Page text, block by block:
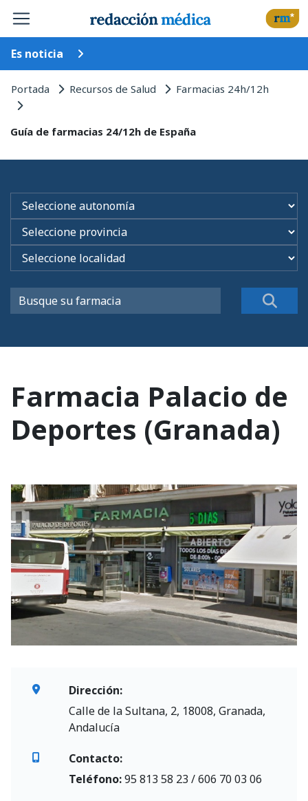
Es noticia
Portada Recursos de Salud Farmacias 24h/12h
Guía de farmacias 24/12h de España
Farmacia Palacio de
Deportes (Granada)
Dirección:
Calle de la Sultana, 2, 18008, Granada,
Andalucía
Contacto:
Teléfono:95 813 58 23 / 606 70 03 06